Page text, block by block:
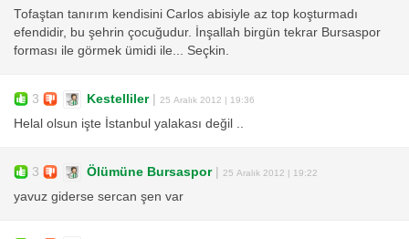
Tofaştan tanırım kendisini Carlos abisiyle az top koşturmadı
efendidir, bu şehrin çocuğudur. İnşallah birgün tekrar Bursaspor
forması ile görmek ümidi ile... Seçkin.
3 Kestelliler| 25 Aralık 2012 | 19:36
Helal olsun işte İstanbul yalakası değil ..
3 Ölümüne Bursaspor| 25 Aralık 2012 | 19:22
yavuz giderse sercan şen var